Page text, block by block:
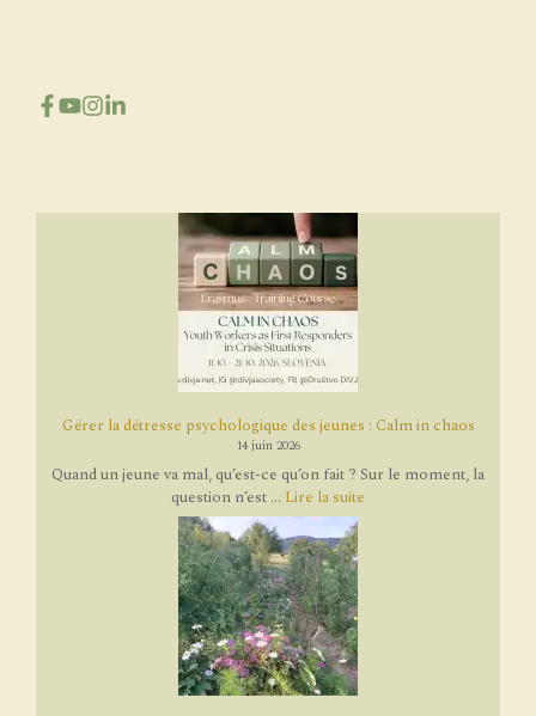
Gérer la détresse psychologique des jeunes : Calm in chaos
14 juin 2026
Quand un jeune va mal, qu’est-ce qu’on fait ? Sur le moment, la
question n’est ... Lire la suite